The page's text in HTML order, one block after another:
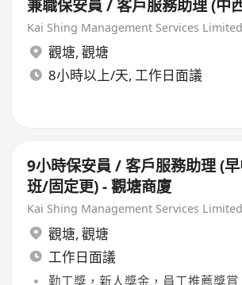
兼職保安員 / 客戶服務助理 (中
Kai Shing Management Services Limited
觀塘, 觀塘
8小時以上/天, 工作日面議
9小時保安員 / 客戶服務助理 (
班/固定更) - 觀塘商廈
Kai Shing Management Services Limited
觀塘, 觀塘
工作日面議
勤工獎，新人獎金，員工推薦獎賞